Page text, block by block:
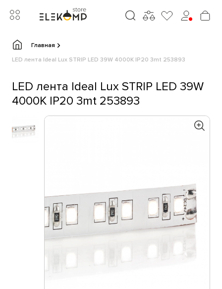
Главная
LED лента Ideal Lux STRIP LED 39W 4000K IP20 3mt 253893
LED лента Ideal Lux STRIP LED 39W
4000K IP20 3mt 253893